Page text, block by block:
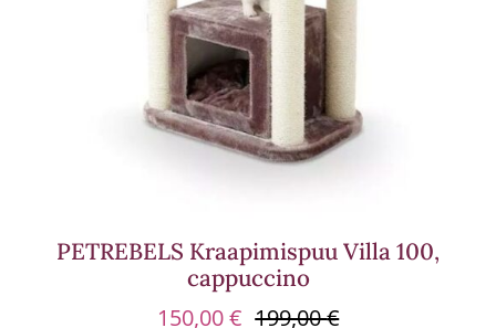
PETREBELS Kraapimispuu Villa 100,
cappuccino
199,00€
150,00€